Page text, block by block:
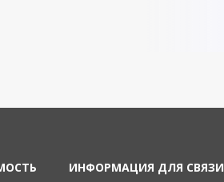
ИНФОРМАЦИЯ ДЛЯ СВЯЗИ